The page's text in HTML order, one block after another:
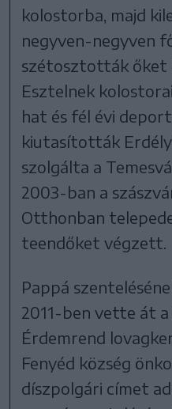
kolostorba, majd
negyven-negyven
szétosztották őket
Esztelnek
hat és fél évi
kiutasították
szolgálta a
2003-ban a
Otthonban
teendőket végzett.
Pappá
2011-ben vette át
Érdemrend
Fenyéd község
díszpolgári címet